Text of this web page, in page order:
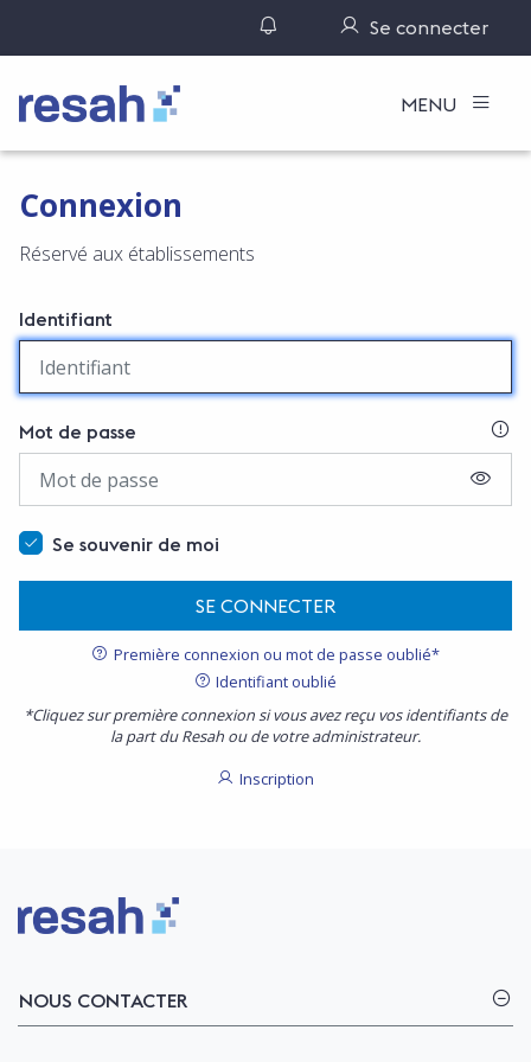
Gérer ses notifications
Se connecter
Logo Resah MENU
Connexion
Réservé aux établissements
Identifiant
Mot de passe
Se souvenir de moi
SE CONNECTER
Première connexion ou mot de passe oublié*
Identifiant oublié
*Cliquez sur première connexion si vous avez reçu vos identifiants de
la part du Resah ou de votre administrateur.
Inscription
Logo Resah
NOUS CONTACTER